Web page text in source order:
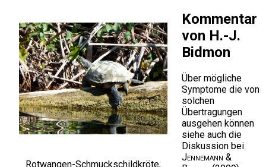
Rotwangen-Schmuckschildkröte,
Kommentar
von H.-J.
Bidmon
Über mögliche
Symptome die von
solchen
Übertragungen
ausgehen können
siehe auch die
Diskussion bei
Jennemann &